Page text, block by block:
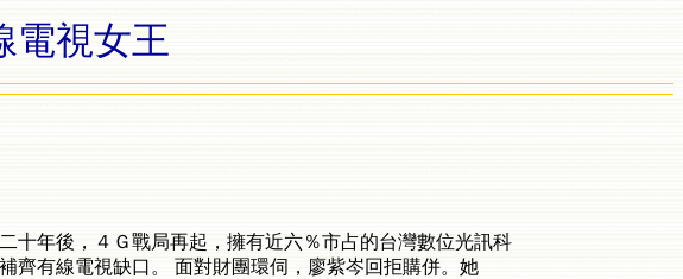
電視女王
十年後，４Ｇ戰局再起，擁有近六％市占的台灣數位光訊科
齊有線電視缺口。 面對財團環伺，廖紫岑回拒購併。她